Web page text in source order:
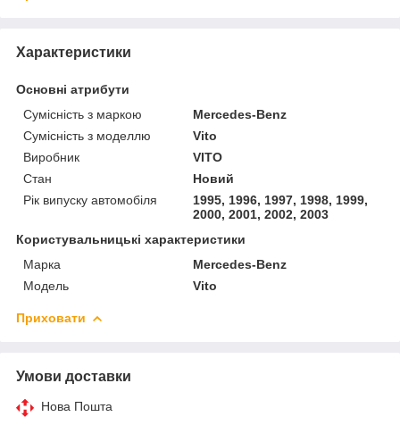
Характеристики
Основні атрибути
Сумісність з маркою
Mercedes-Benz
Сумісність з моделлю
Vito
Виробник
VITO
Стан
Новий
Рік випуску автомобіля
1995, 1996, 1997, 1998, 1999,
2000, 2001, 2002, 2003
Користувальницькі характеристики
Марка
Mercedes-Benz
Модель
Vito
Приховати
Умови доставки
Нова Пошта